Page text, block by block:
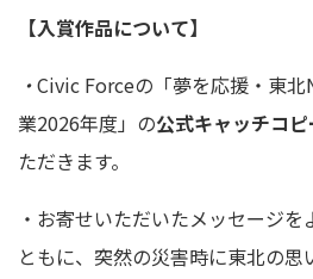
【入賞作品について】
・Civic Forceの「夢を応援・東北
業2026年度」の公式キャッチコピ
ただきます。
・ お寄せいただいたメッセージを
ともに、突然の災害時に東北の